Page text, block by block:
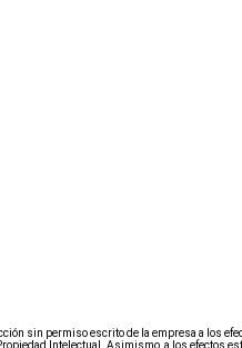
sin permiso escrito de la empresa a los
Intelectual. Asimismo, a los efectos